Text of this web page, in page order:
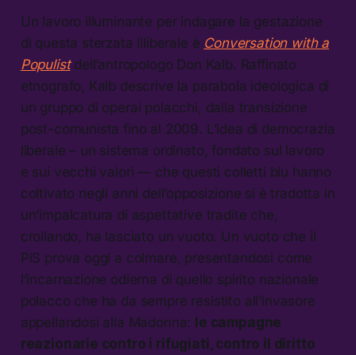
Un lavoro illuminante per indagare la gestazione
di questa sterzata illiberale è Conversation with a
Populistdell’antropologo Don Kalb. Raffinato
etnografo, Kalb descrive la parabola ideologica di
un gruppo di operai polacchi, dalla transizione
post-comunista fino al 2009. L’idea di democrazia
liberale – un sistema ordinato, fondato sul lavoro
e sui vecchi valori — che questi colletti blu hanno
coltivato negli anni dell’opposizione si è tradotta in
un’impalcatura di aspettative tradite che,
crollando, ha lasciato un vuoto. Un vuoto che il
PiS prova oggi a colmare, presentandosi come
l’incarnazione odierna di quello spirito nazionale
polacco che ha da sempre resistito all’invasore
appellandosi alla Madonna: le campagne
reazionarie contro i rifugiati, contro il diritto